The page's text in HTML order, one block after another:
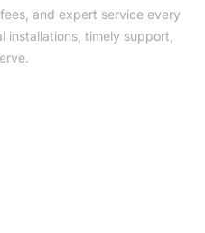
and expert service every
installations, timely support,